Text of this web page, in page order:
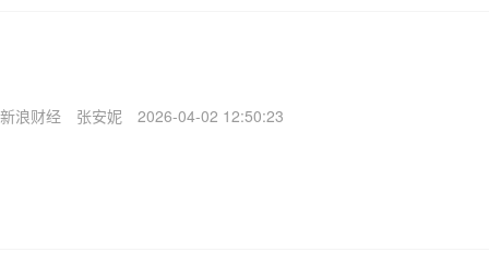
新浪财经 张安妮 2026-04-02 12:50:23